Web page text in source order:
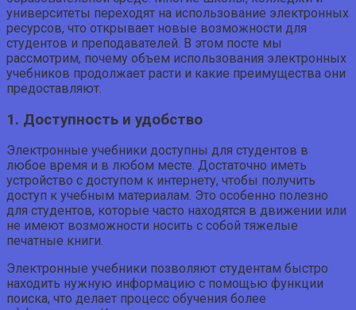
университеты переходят на использование электронных
ресурсов, что открывает новые возможности для
студентов и преподавателей. В этом посте мы
рассмотрим, почему объем использования электронных
учебников продолжает расти и какие преимущества они
предоставляют.
1. Доступность и удобство
Электронные учебники доступны для студентов в
любое время и в любом месте. Достаточно иметь
устройство с доступом к интернету, чтобы получить
доступ к учебным материалам. Это особенно полезно
для студентов, которые часто находятся в движении или
не имеют возможности носить с собой тяжелые
печатные книги.
Электронные учебники позволяют студентам быстро
находить нужную информацию с помощью функции
поиска, что делает процесс обучения более